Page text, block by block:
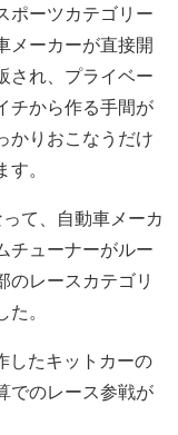
ポーツカテゴリー
メーカーが直接開
され、プライベー
チから作る手間が
かりおこなうだけ
。
て、自動車メーカ
チューナーがルー
のレースカテゴリ
。
したキットカーの
でのレース参戦が